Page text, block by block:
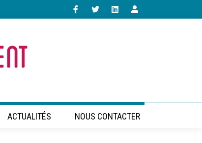
ACTUALITÉS NOUS CONTACTER